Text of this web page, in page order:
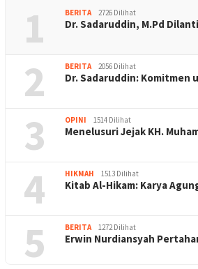
1 BERITA 2726 Dilihat
Dr. Sadaruddin, M.Pd
2 BERITA 2056 Dilihat
Dr. Sadaruddin:
3 OPINI 1514 Dilihat
Menelusuri Jejak KH.
4 HIKMAH 1513 Dilihat
Kitab Al-Hikam: Karya
5 BERITA 1272 Dilihat
Erwin Nurdiansyah